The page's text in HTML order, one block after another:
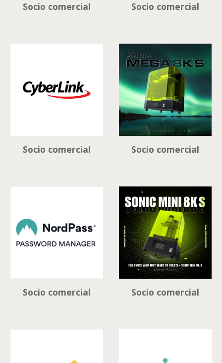
Socio comercial Socio comercial
Socio comercial Socio comercial
Socio comercial Socio comercial